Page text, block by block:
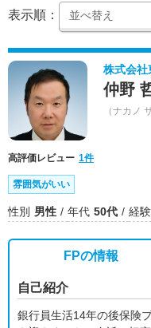
表示順：
株式会社
仲野
（ナカノ
高評価レビュー 1件
雰囲気がいい
性別 男性 年代 50代 経
FPの情報
自己紹介
銀行員生活14年の後保険